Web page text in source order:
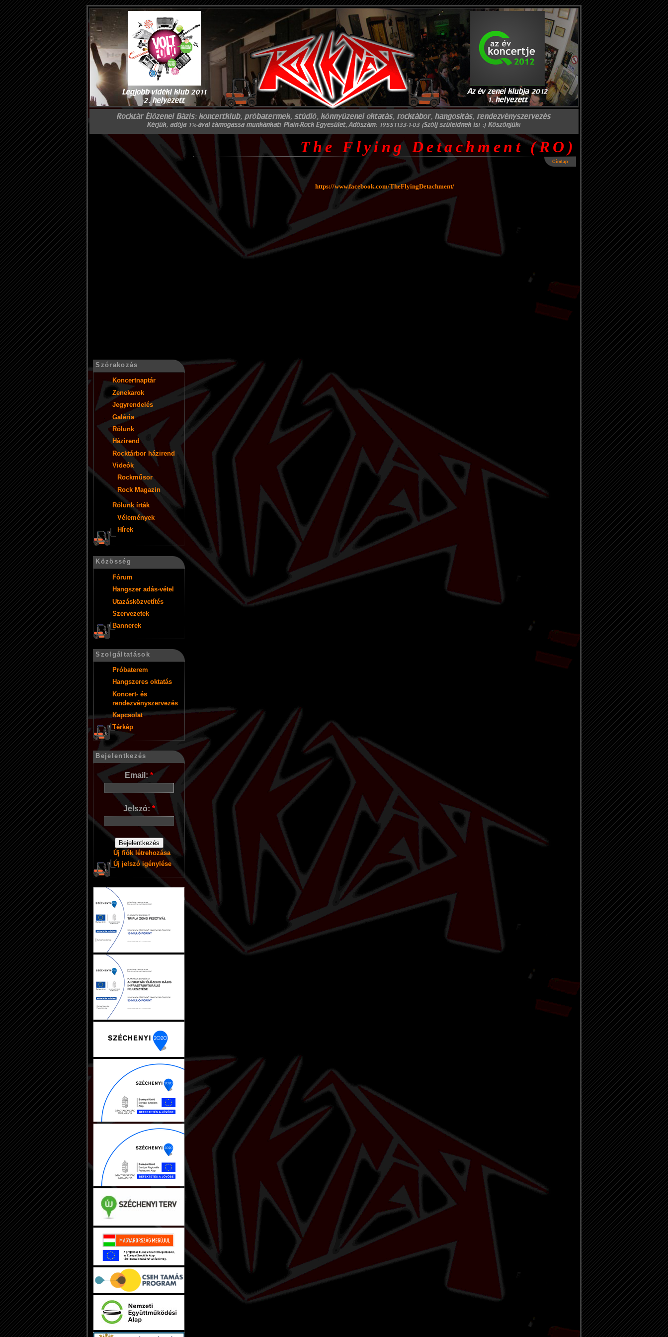
The Flying Detachment (RO)
Címlap
https://www.facebook.com/TheFlyingDetachment/
Szórakozás
Koncertnaptár
Zenekarok
Jegyrendelés
Galéria
Rólunk
Házirend
Rocktárbor házirend
Videók
Rockműsor
Rock Magazin
Rólunk írták
Vélemények
Hírek
Közösség
Fórum
Hangszer adás-vétel
Utazásközvetítés
Szervezetek
Bannerek
Szolgáltatások
Próbaterem
Hangszeres oktatás
Koncert- és
rendezvényszervezés
Kapcsolat
Térkép
Bejelentkezés
Email:*
Jelszó: *
Új fiók létrehozása
Új jelszó igénylése